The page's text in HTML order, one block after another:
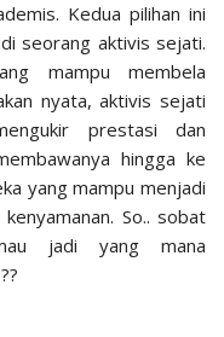
Kedua pilihan ini
seorang aktivis sejati.
mampu membela
nyata, aktivis sejati
prestasi dan
hingga ke
yang mampu menjadi
So.. sobat
jadi yang mana